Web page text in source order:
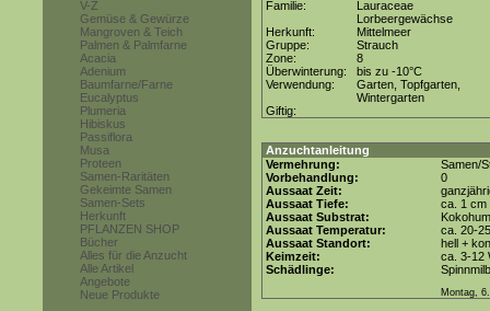
V-Z
Gemüse & Gewürze
Mangroven & Teich
Palmen & Palmfarne
Acacia
Adenium
Baumfarne/Farne
Eucalyptus
Plumeria
Hibiskus
Passiflora
Musa
Proteen
Samen-Raritäten
Gekeimte Samen
Samen-Sets
Herkunft
PFLANZEN SHOP
Bücher
Alles für die Anzucht
Alle Artikel
Angebote
Neue Produkte
Familie:
Lauraceae
Lorbeergewächse
Herkunft:
Mittelmeer
Gruppe:
Strauch
Zone:
8
Überwinterung:
bis zu -10°C
Verwendung:
Garten, Topfgarten,
Wintergarten
Giftig:
Anzuchtanleitung
Vermehrung:
Samen/
Vorbehandlung:
0
Aussaat Zeit:
Aussaat Tiefe:
ca. 1 cm
Aussaat Substrat:
Aussaat Temperatur:
ca. 20-
Aussaat Standort:
hell +
Keimzeit:
ca. 3-12
Schädlinge:
Montag,